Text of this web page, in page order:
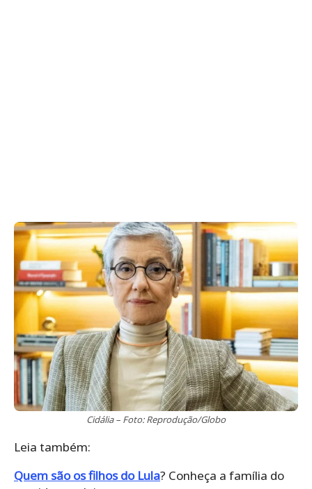
Cidália – Foto: Reprodução/Globo
Leia também:
Quem são os filhos do Lula? Conheça a família do